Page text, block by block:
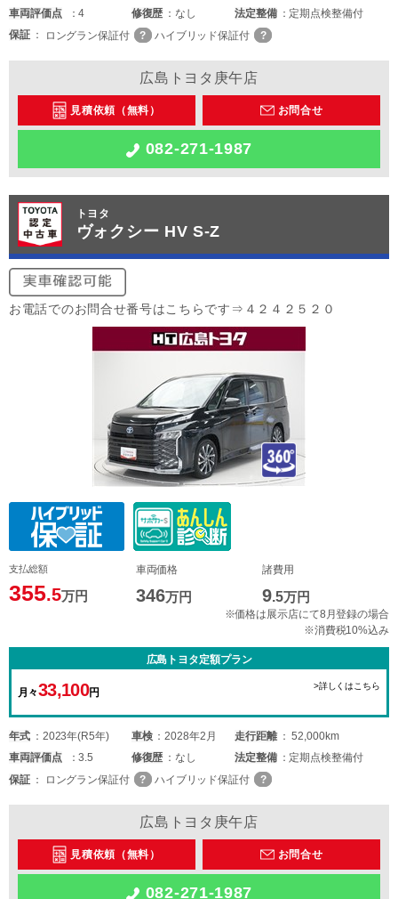
車両評価点 4 修復歴 なし 法定整備
定期点検整備付
保証
ロングラン保証付 ハイブリッド保証付
広島トヨタ庚午店
見積依頼（無料） お問合せ
082-271-1987
トヨタ
ヴォクシー HV S-Z
お電話でのお問合せ番号はこちらです⇒４２４２５２０
支払総額
355.5万円
車両価格
346万円
諸費用
9.5万円
※価格は展示店にて8月登録の場合
※消費税10%込み
広島トヨタ定額プラン
月々33,100円
>詳しくはこちら
年式 2023年(R5年) 車検 2028年2月 走行距離
52,000km
車両評価点 3.5 修復歴 なし 法定整備
定期点検整備付
保証
ロングラン保証付 ハイブリッド保証付
広島トヨタ庚午店
見積依頼（無料） お問合せ
082-271-1987